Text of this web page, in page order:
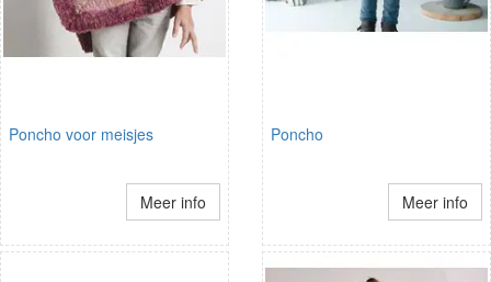
Poncho voor meisjes
Meer info
Poncho
Meer info